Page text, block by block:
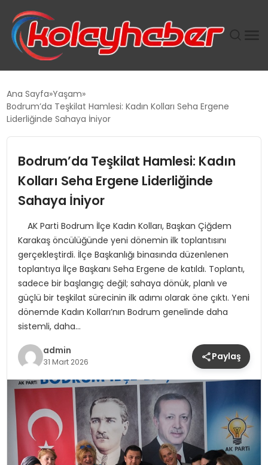
SUWEN’IN İSTIHDAM MODELI EKONOMIDE KADIN
TANYER YAPI ZEMIN MÜHENDISLIĞINDE HEDEF
BÜYÜTTÜ
TOROSLAR’DA PAZAR GERGİNLİĞİ!
Ana Sayfa Yaşam
Bodrum’da Teşkilat Hamlesi: Kadın Kolları Seha Ergene
Liderliğinde Sahaya İniyor
Bodrum’da Teşkilat Hamlesi: Kadın
Kolları Seha Ergene Liderliğinde
Sahaya İniyor
AK Parti Bodrum İlçe Kadın Kolları, Başkan Çiğdem
Karakaş öncülüğünde yeni dönemin ilk toplantısını
gerçekleştirdi. İlçe Başkanlığı binasında düzenlenen
toplantıya İlçe Başkanı Seha Ergene de katıldı. Toplantı,
sadece bir başlangıç değil; sahaya dönük, planlı ve
güçlü bir teşkilat sürecinin ilk adımı olarak öne çıktı. Yeni
dönemde Kadın Kolları’nın Bodrum genelinde daha
sistemli, daha…
admin
31 Mart 2026 Paylaş